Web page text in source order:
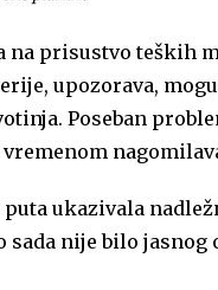
na prisustvo teških
upozorava,
Poseban
ukazivala
nije bilo